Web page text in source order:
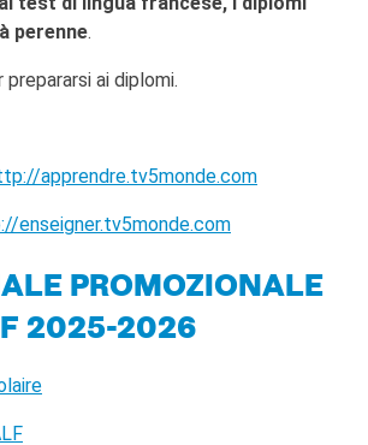
France Italie!
di studio e di
- Young Entrepreneurs
con noi
perenne.
ai diplomi.
apprendre.tv5monde.com
enseigner.tv5monde.com
PROMOZIONALE
2025-2026